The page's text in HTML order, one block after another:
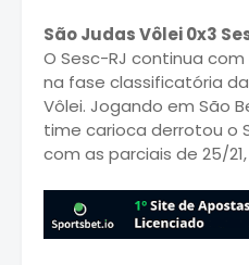
São Judas Vôlei 0x3
O Sesc-RJ continua
na fase classificatória
Vôlei. Jogando em São
time carioca derrotou o
com as parciais de 25/